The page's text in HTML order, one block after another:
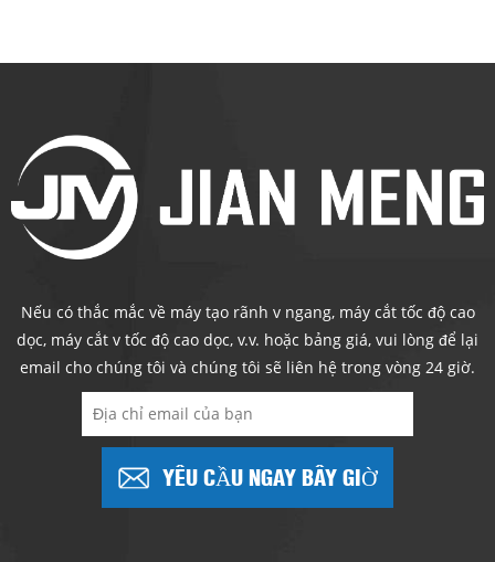
Nếu có thắc mắc về máy tạo rãnh v ngang, máy cắt tốc độ cao
dọc, máy cắt v tốc độ cao dọc, v.v. hoặc bảng giá, vui lòng để lại
email cho chúng tôi và chúng tôi sẽ liên hệ trong vòng 24 giờ.
YÊU CẦU NGAY BÂY GIỜ